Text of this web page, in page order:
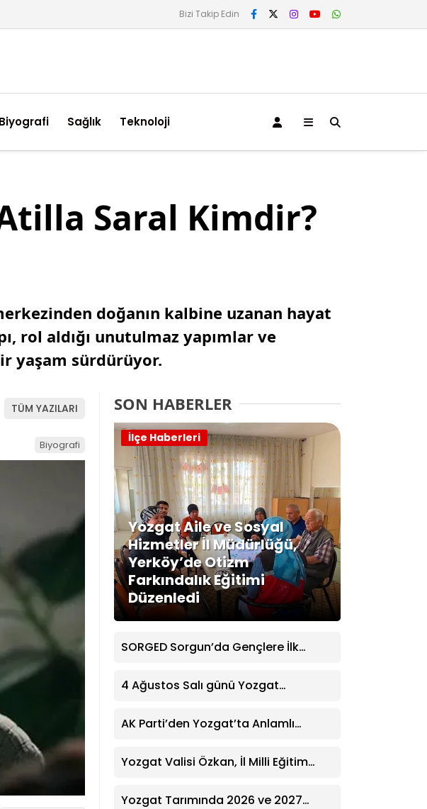
Bizi Takip Edin
Biyografi Sağlık Teknoloji
Saral Kimdir?
doğanın kalbine uzanan hayat
rol aldığı unutulmaz yapımlar ve
yaşam sürdürüyor.
TÜM YAZILARI
Biyografi
SON HABERLER
Yozgat Aile ve Sosyal
Hizmetler İl Müdürlüğü,
Yerköy’de Otizm
Farkındalık Eğitimi
Düzenledi
İlçe Haberleri
SORGED Sorgun’da Gençlere İlk
4 Ağustos Salı günü Yozgat
Eczane
AK Parti’den Yozgat’ta Anlamlı
Dernek Üyeleriyle Buluştu
Yozgat Valisi Özkan, İl Milli Eğitim
Yozgat Tarımında 2026 ve 2027